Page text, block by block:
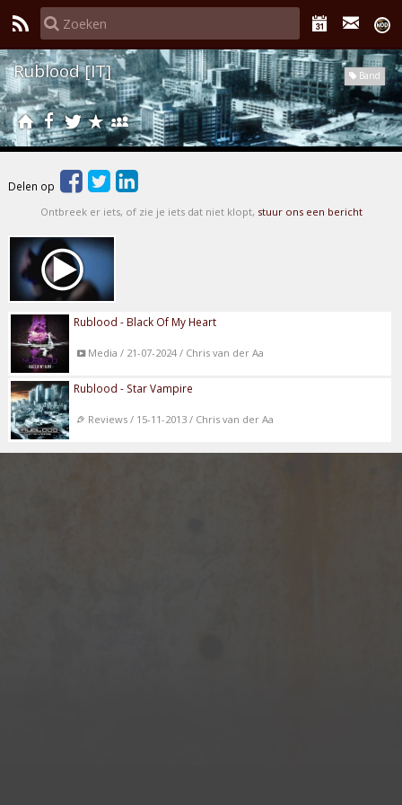
Band
Rublood [IT]
Delen op
Ontbreek er iets, of zie je iets dat niet klopt, stuur ons een bericht
Rublood - Black Of My Heart
Media / 21-07-2024 / Chris van der Aa
Rublood - Star Vampire
Reviews / 15-11-2013 / Chris van der Aa